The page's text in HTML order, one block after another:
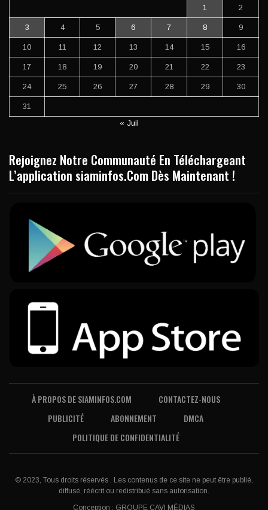
1 2
3 4 5 6 7 8 9
10 11 12 13 14 15 16
17 18 19 20 21 22 23
24 25 26 27 28 29 30
31
« Juil
Rejoignez Notre Communauté En Téléchargeant
L’application siaminfos.Com Dès Maintenant !
À PROPOS DE SIAMINFOS.COM
CONTACTEZ-NOUS
PUBLICITÉ
ABONNEMENT
DMCA
POLITIQUE DE CONFIDENTIALITÉ
© 2023, Tous droits réservés . Les contenus de ce site ne peut être publié,
diffusé, réécrit ou redistribué sans autorisation.
Conception : GROUPE CAVI MÉDIAS